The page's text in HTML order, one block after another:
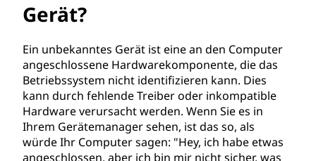
Gerät?
Ein unbekanntes Gerät ist eine an den Computer
angeschlossene Hardwarekomponente, die das
Betriebssystem nicht identifizieren kann. Dies
kann durch fehlende Treiber oder inkompatible
Hardware verursacht werden. Wenn Sie es in
Ihrem Gerätemanager sehen, ist das so, als
würde Ihr Computer sagen: "Hey, ich habe etwas
angeschlossen, aber ich bin mir nicht sicher, was